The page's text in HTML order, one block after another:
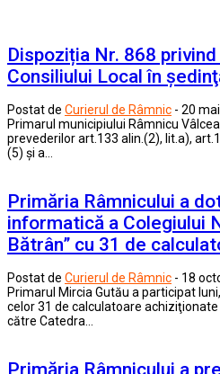
Dispoziția Nr. 868
Consiliului Local în
Postat de Curierul de Râmnic - 20
Primarul municipiului Râmnicu
prevederilor art.133 alin.(2), lit.a),
(5) și a…
Primăria Râmnicului a
informatică a Colegiului
Bătrân” cu 31 de
Postat de Curierul de Râmnic - 18
Primarul Mircia Gutău a participat
celor 31 de calculatoare
către Catedra…
Primăria Râmnicului a